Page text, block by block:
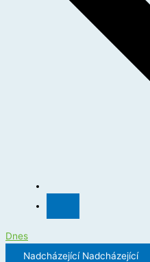
Dnes
Nadcházející Nadcházející